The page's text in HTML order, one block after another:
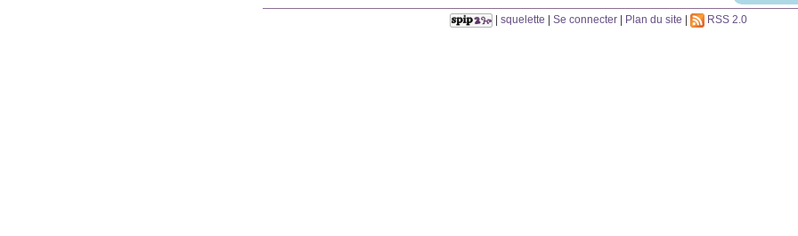
| squelette | Se connecter | Plan du site | RSS 2.0